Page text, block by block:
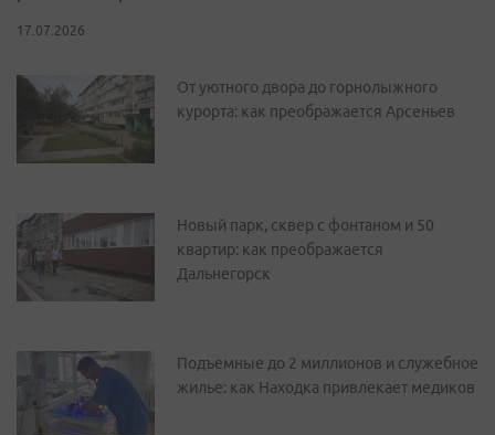
17.07.2026
От уютного двора до горнолыжного
курорта: как преображается Арсеньев
Новый парк, сквер с фонтаном и 50
квартир: как преображается
Дальнегорск
Подъемные до 2 миллионов и служебное
жилье: как Находка привлекает медиков